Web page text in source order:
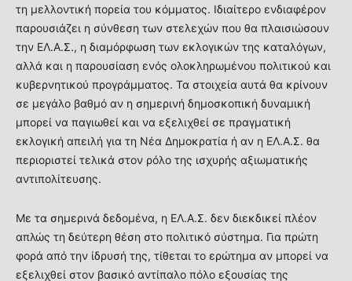
τη μελλοντική πορεία του κόμματος. Ιδιαίτερο ενδιαφέρον
παρουσιάζει η σύνθεση των στελεχών που θα πλαισιώσουν
την ΕΛ.Α.Σ., η διαμόρφωση των εκλογικών της καταλόγων,
αλλά και η παρουσίαση ενός ολοκληρωμένου πολιτικού και
κυβερνητικού προγράμματος. Τα στοιχεία αυτά θα κρίνουν
σε μεγάλο βαθμό αν η σημερινή δημοσκοπική δυναμική
μπορεί να παγιωθεί και να εξελιχθεί σε πραγματική
εκλογική απειλή για τη Νέα Δημοκρατία ή αν η ΕΛ.Α.Σ. θα
περιοριστεί τελικά στον ρόλο της ισχυρής αξιωματικής
αντιπολίτευσης.
Με τα σημερινά δεδομένα, η ΕΛ.Α.Σ. δεν διεκδικεί πλέον
απλώς τη δεύτερη θέση στο πολιτικό σύστημα. Για πρώτη
φορά από την ίδρυσή της, τίθεται το ερώτημα αν μπορεί να
εξελιχθεί στον βασικό αντίπαλο πόλο εξουσίας της